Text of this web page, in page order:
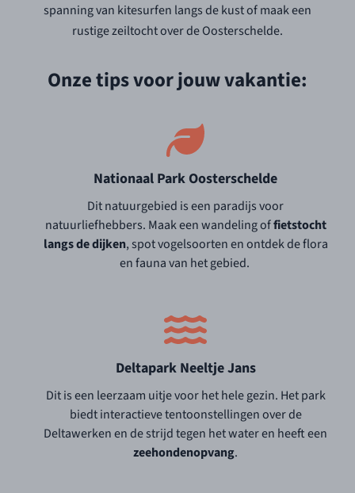
spanning van kitesurfen langs de kust of maak een
rustige zeiltocht over de Oosterschelde.
Onze tips voor jouw vakantie:
Nationaal Park Oosterschelde
Dit natuurgebied is een paradijs voor
natuurliefhebbers. Maak een wandeling offietstocht
langs de dijken, spot vogelsoorten en ontdek de flora
en fauna van het gebied.
Deltapark Neeltje Jans
Dit is een leerzaam uitje voor het hele gezin. Het park
biedt interactieve tentoonstellingen over de
Deltawerken en de strijd tegen het water en heeft een
zeehondenopvang.